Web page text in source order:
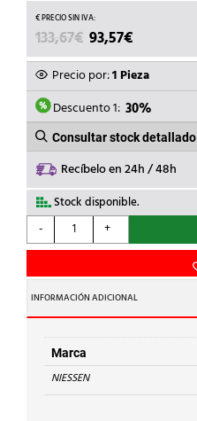
133,67€ EL
PRECIO
ORIGINAL
ERA:
133,67€.
93,57€
PRECIO
ACTUAL
ES:
93,57€.
Precio por:1 Pieza
Descuento 1: 30%
Consultar stock detallado
Recíbelo en 24h / 48h
Stock disponible.
-
NIESSEN
-
DE
MOVIMIENTO
EMPOTRAR
ANTRACITA
cantidad
+
INFORMACIÓN ADICIONAL
Marca
NIESSEN